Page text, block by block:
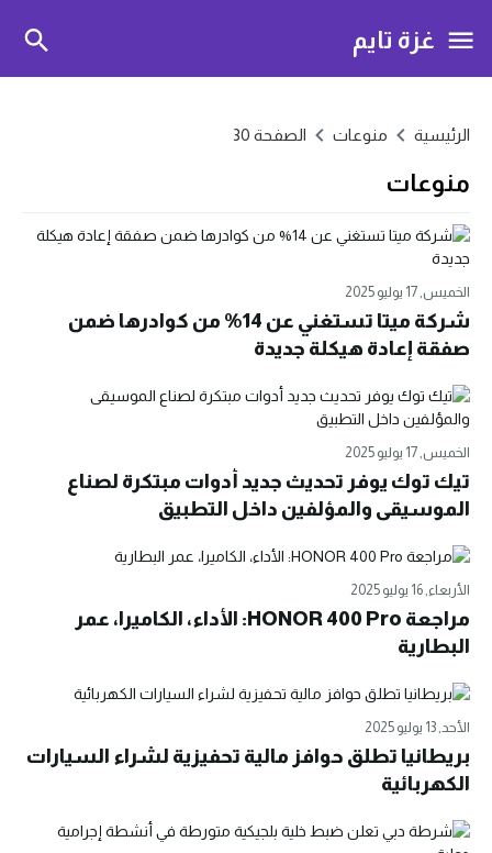
غزة تايم
الرئيسية منوعات الصفحة 30
منوعات
الخميس, 17 يوليو 2025
شركة ميتا تستغني عن 14% من كوادرها ضمن
صفقة إعادة هيكلة جديدة
الخميس, 17 يوليو 2025
تيك توك يوفر تحديث جديد أدوات مبتكرة لصناع
الموسيقى والمؤلفين داخل التطبيق
الأربعاء, 16 يوليو 2025
مراجعة HONOR 400 Pro: الأداء، الكاميرا، عمر
البطارية
الأحد, 13 يوليو 2025
بريطانيا تطلق حوافز مالية تحفيزية لشراء السيارات
الكهربائية